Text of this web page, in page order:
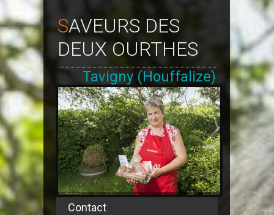
SAVEURS DES
DEUX OURTHES
Tavigny (Houffalize)
Contact